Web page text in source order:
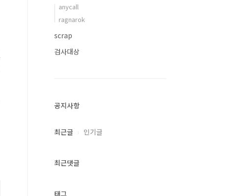
anycall
ragnarok
scrap
검사대상
공지사항
최근글 인기글
최근댓글
태그